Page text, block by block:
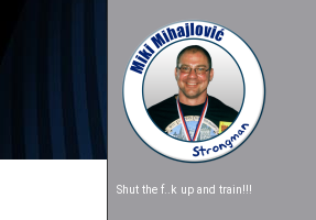
Shut the f..k up and train!!!